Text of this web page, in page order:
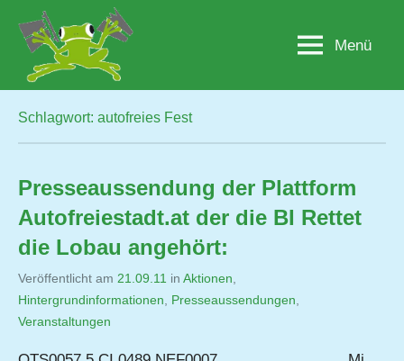
Inhalt
springenLobau.org
BürgerInitiative
"Rettet
die
Lobau
Beton"
Menü
Schlagwort: autofreies Fest
Presseaussendung der Plattform
Autofreiestadt.at der die BI Rettet
die Lobau angehört:
Veröffentlicht am 21.09.11 von
Jutta
in Aktionen
Hintergrundinformationen
Presseaussendungen
Veranstaltungen